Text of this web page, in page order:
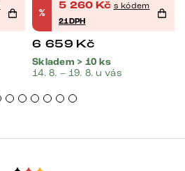
%
5 260 Kč s kódem
21DPH
6 659 Kč
Skladem > 10 ks
14. 8. – 19. 8. u vás